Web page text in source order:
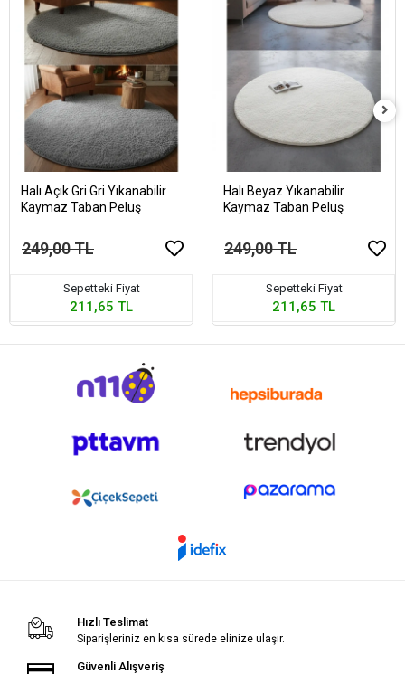
Halı Açık Gri Gri Yıkanabilir
Kaymaz Taban Peluş
249,00 TL
Sepetteki Fiyat
211,65 TL
Halı Beyaz Yıkanabilir
Kaymaz Taban Peluş
249,00 TL
Sepetteki Fiyat
211,65 TL
Hızlı Teslimat
Siparişleriniz en kısa sürede elinize ulaşır.
Güvenli Alışveriş